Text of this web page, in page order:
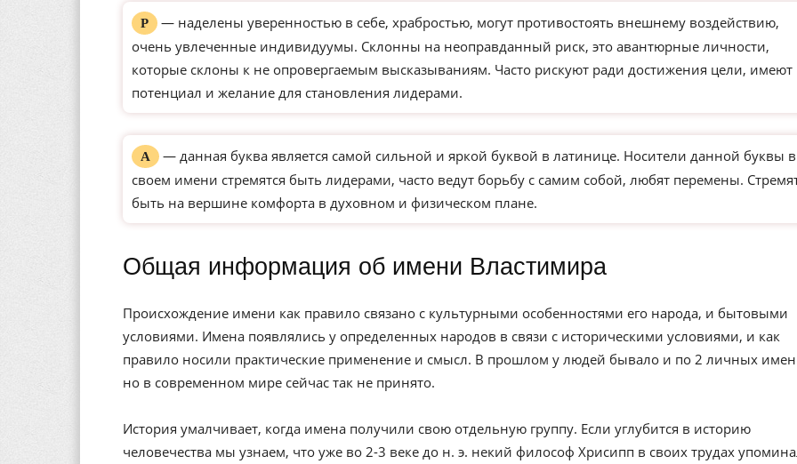
Р
— наделены уверенностью в себе, храбростью, могут противостоять внешнему воздействию,
очень увлеченные индивидуумы. Склонны на неоправданный риск, это авантюрные личности,
которые склоны к не опровергаемым высказываниям. Часто рискуют ради достижения цели, имеют
потенциал и желание для становления лидерами.
А
— данная буква является самой сильной и яркой буквой в латинице. Носители данной буквы в
своем имени стремятся быть лидерами, часто ведут борьбу с самим собой, любят перемены.
быть на вершине комфорта в духовном и физическом плане.
Общая информация об имени Властимира
Происхождение имени как правило связано с культурными особенностями его народа, и бытовыми
условиями. Имена появлялись у определенных народов в связи с историческими условиями, и как
правило носили практические применение и смысл. В прошлом у людей бывало и по 2 личных
но в современном мире сейчас так не принято.
История умалчивает, когда имена получили свою отдельную группу. Если углубится в историю
человечества мы узнаем, что уже во 2-3 веке до н. э. некий философ Хрисипп в своих трудах